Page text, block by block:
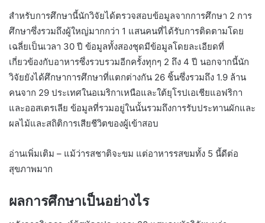
สำหรับการศึกษานี้นักวิจัยได้ตรวจสอบข้อมูลจากการศึกษา 2 การ
ศึกษาซึ่งรวมถึงผู้ใหญ่มากกว่า 1 แสนคนที่ได้รับการติดตามโดย
เฉลี่ยเป็นเวลา 30 ปี ข้อมูลทั้งสองชุดมีข้อมูลโดยละเอียดที่
เกี่ยวข้องกับอาหารซึ่งรวบรวมอีกครั้งทุกๆ 2 ถึง 4 ปี นอกจากนี้นัก
วิจัยยังได้ศึกษาการศึกษาที่แตกต่างกัน 26 ชิ้นซึ่งรวมถึง 1.9 ล้าน
คนจาก 29 ประเทศในอเมริกาเหนือและใต้ยุโรปเอเชียแอฟริกา
และออสเตรเลีย ข้อมูลที่รวมอยู่ในนั้นรวมถึงการรับประทานผักและ
ผลไม้และสถิติการเสียชีวิตของผู้เข้าสอบ
อ่านเพิ่มเติม – แม้ว่ารสชาติจะขม แต่อาหารรสขมทั้ง 5 นี้ดีต่อ
สุขภาพมาก
ผลการศึกษาเป็นอย่างไร